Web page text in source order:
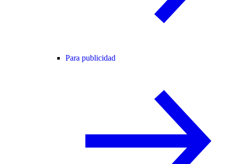
Para publicidad